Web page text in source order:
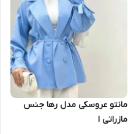
مانتو عروسکی مدل رها جنس
مازراتی ا